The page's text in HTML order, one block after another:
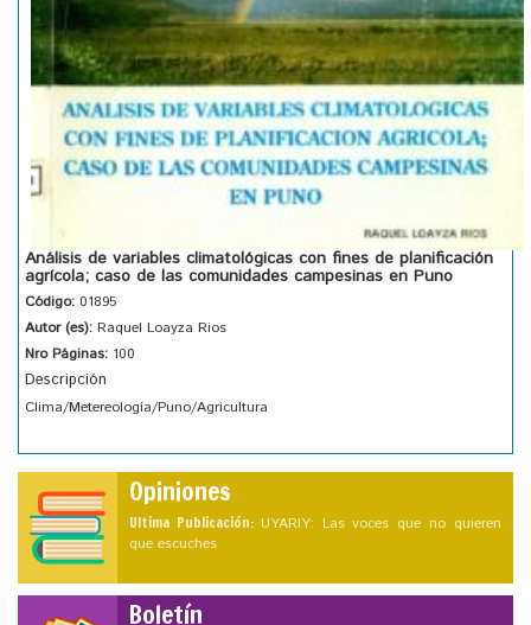
Análisis de variables climatológicas con fines de planificación
agrícola; caso de las comunidades campesinas en Puno
Código: 01895
Autor (es): Raquel Loayza Rios
Nro Páginas: 100
Descripción
Clima/Metereología/Puno/Agricultura
Opiniones
Ultima Publicación: UYARIY: Las voces que no quieren
que escuches
Boletín